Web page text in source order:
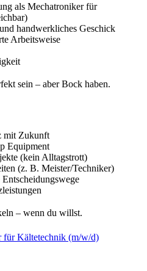
als Mechatroniker für
handwerkliches Geschick
Arbeitsweise
sein – aber Bock haben.
mit Zukunft
Equipment
(kein Alltagstrott)
(z. B. Meister/Techniker)
– wenn du willst.
für Kältetechnik (m/w/d)